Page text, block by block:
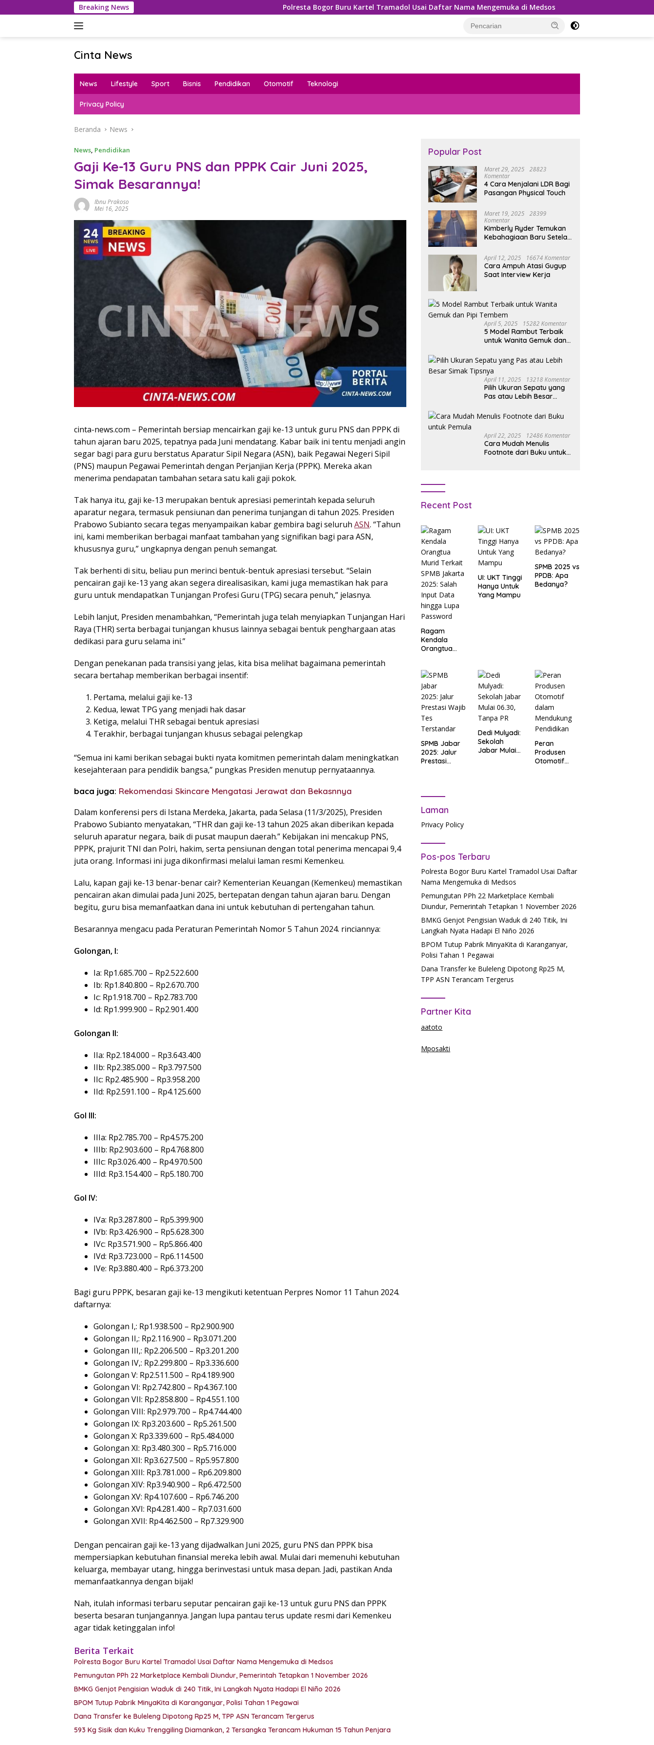
ke
Breaking News Polresta Bogor Buru Kartel Tramadol Usai Daftar Nama Mengemuka di Medsos Pemungutan PPh 22 Marketplace
Cinta News
News
Kabar
Inspirasi!
News Lifestyle Sport Bisnis Pendidikan Otomotif Teknologi
Privacy Policy
Beranda News
News, Pendidikan
Gaji Ke-13 Guru PNS dan PPPK Cair Juni 2025,
Simak Besarannya!
Ibnu Prakoso
Mei 16, 2025
cinta-news.com – Pemerintah bersiap mencairkan gaji ke-13 untuk guru PNS dan PPPK di
tahun ajaran baru 2025, tepatnya pada Juni mendatang. Kabar baik ini tentu menjadi angin
segar bagi para guru berstatus Aparatur Sipil Negara (ASN), baik Pegawai Negeri Sipil
(PNS) maupun Pegawai Pemerintah dengan Perjanjian Kerja (PPPK). Mereka akan
menerima pendapatan tambahan setara satu kali gaji pokok.
Tak hanya itu, gaji ke-13 merupakan bentuk apresiasi pemerintah kepada seluruh
aparatur negara, termasuk pensiunan dan penerima tunjangan di tahun 2025. Presiden
Prabowo Subianto secara tegas menyampaikan kabar gembira bagi seluruh ASN. “Tahun
ini, kami memberikan berbagai manfaat tambahan yang signifikan bagi para ASN,
khususnya guru,” ungkapnya dengan penuh semangat.
Tak berhenti di situ, beliau pun merinci bentuk-bentuk apresiasi tersebut. “Selain
pencairan gaji ke-13 yang akan segera direalisasikan, kami juga memastikan hak para
guru untuk mendapatkan Tunjangan Profesi Guru (TPG) secara penuh,” jelasnya.
Lebih lanjut, Presiden menambahkan, “Pemerintah juga telah menyiapkan Tunjangan Hari
Raya (THR) serta berbagai tunjangan khusus lainnya sebagai bentuk penghargaan atas
dedikasi para guru selama ini.”
Dengan penekanan pada transisi yang jelas, kita bisa melihat bagaimana pemerintah
secara bertahap memberikan berbagai insentif:
Pertama, melalui gaji ke-13
Kedua, lewat TPG yang menjadi hak dasar
Ketiga, melalui THR sebagai bentuk apresiasi
Terakhir, berbagai tunjangan khusus sebagai pelengkap
“Semua ini kami berikan sebagai bukti nyata komitmen pemerintah dalam meningkatkan
kesejahteraan para pendidik bangsa,” pungkas Presiden menutup pernyataannya.
baca juga: Rekomendasi Skincare Mengatasi Jerawat dan Bekasnnya
Dalam konferensi pers di Istana Merdeka, Jakarta, pada Selasa (11/3/2025), Presiden
Prabowo Subianto menyatakan, “THR dan gaji ke-13 tahun 2025 akan diberikan kepada
seluruh aparatur negara, baik di pusat maupun daerah.” Kebijakan ini mencakup PNS,
PPPK, prajurit TNI dan Polri, hakim, serta pensiunan dengan total penerima mencapai 9,4
juta orang. Informasi ini juga dikonfirmasi melalui laman resmi Kemenkeu.
Lalu, kapan gaji ke-13 benar-benar cair? Kementerian Keuangan (Kemenkeu) memastikan
pencairan akan dimulai pada Juni 2025, bertepatan dengan tahun ajaran baru. Dengan
begitu, guru bisa memanfaatkan dana ini untuk kebutuhan di pertengahan tahun.
Besarannya mengacu pada Peraturan Pemerintah Nomor 5 Tahun 2024. rinciannya:
Golongan, I:
Ia: Rp1.685.700 – Rp2.522.600
Ib: Rp1.840.800 – Rp2.670.700
Ic: Rp1.918.700 – Rp2.783.700
Id: Rp1.999.900 – Rp2.901.400
Golongan II:
IIa: Rp2.184.000 – Rp3.643.400
IIb: Rp2.385.000 – Rp3.797.500
IIc: Rp2.485.900 – Rp3.958.200
IId: Rp2.591.100 – Rp4.125.600
Gol III:
IIIa: Rp2.785.700 – Rp4.575.200
IIIb: Rp2.903.600 – Rp4.768.800
IIIc: Rp3.026.400 – Rp4.970.500
IIId: Rp3.154.400 – Rp5.180.700
Gol IV:
IVa: Rp3.287.800 – Rp5.399.900
IVb: Rp3.426.900 – Rp5.628.300
IVc: Rp3.571.900 – Rp5.866.400
IVd: Rp3.723.000 – Rp6.114.500
IVe: Rp3.880.400 – Rp6.373.200
Bagi guru PPPK, besaran gaji ke-13 mengikuti ketentuan Perpres Nomor 11 Tahun 2024.
daftarnya:
Golongan I,: Rp1.938.500 – Rp2.900.900
Golongan II,: Rp2.116.900 – Rp3.071.200
Golongan III,: Rp2.206.500 – Rp3.201.200
Golongan IV,: Rp2.299.800 – Rp3.336.600
Golongan V: Rp2.511.500 – Rp4.189.900
Golongan VI: Rp2.742.800 – Rp4.367.100
Golongan VII: Rp2.858.800 – Rp4.551.100
Golongan VIII: Rp2.979.700 – Rp4.744.400
Golongan IX: Rp3.203.600 – Rp5.261.500
Golongan X: Rp3.339.600 – Rp5.484.000
Golongan XI: Rp3.480.300 – Rp5.716.000
Golongan XII: Rp3.627.500 – Rp5.957.800
Golongan XIII: Rp3.781.000 – Rp6.209.800
Golongan XIV: Rp3.940.900 – Rp6.472.500
Golongan XV: Rp4.107.600 – Rp6.746.200
Golongan XVI: Rp4.281.400 – Rp7.031.600
Golongan XVII: Rp4.462.500 – Rp7.329.900
Dengan pencairan gaji ke-13 yang dijadwalkan Juni 2025, guru PNS dan PPPK bisa
mempersiapkan kebutuhan finansial mereka lebih awal. Mulai dari memenuhi kebutuhan
keluarga, membayar utang, hingga berinvestasi untuk masa depan. Jadi, pastikan Anda
memanfaatkannya dengan bijak!
Nah, itulah informasi terbaru seputar pencairan gaji ke-13 untuk guru PNS dan PPPK
beserta besaran tunjangannya. Jangan lupa pantau terus update resmi dari Kemenkeu
agar tidak ketinggalan info!
Berita Terkait
Polresta Bogor Buru Kartel Tramadol Usai Daftar Nama Mengemuka di Medsos
Pemungutan PPh 22 Marketplace Kembali Diundur, Pemerintah Tetapkan 1 November 2026
BMKG Genjot Pengisian Waduk di 240 Titik, Ini Langkah Nyata Hadapi El Niño 2026
BPOM Tutup Pabrik MinyaKita di Karanganyar, Polisi Tahan 1 Pegawai
Dana Transfer ke Buleleng Dipotong Rp25 M, TPP ASN Terancam Tergerus
593 Kg Sisik dan Kuku Trenggiling Diamankan, 2 Tersangka Terancam Hukuman 15 Tahun Penjara
Popular Post
Maret 29, 2025
28823
Komentar
4 Cara Menjalani LDR Bagi
Pasangan Physical Touch
Maret 19, 2025
28399
Komentar
Kimberly Ryder Temukan
Kebahagiaan Baru Setelah
April 12, 2025 16674 Komentar
Cara Ampuh Atasi Gugup
Saat Interview Kerja
April 5, 2025 15282 Komentar
5 Model Rambut Terbaik
untuk Wanita Gemuk dan
April 11, 2025 13218 Komentar
Pilih Ukuran Sepatu yang
Pas atau Lebih Besar
April 22, 2025 12486 Komentar
Cara Mudah Menulis
Footnote dari Buku untuk
Recent Post
Ragam
Kendala
Orangtua
Jakarta
2025: Salah
Input Data
hingga Lupa
Password
UI: UKT Tinggi
Hanya Untuk
Yang Mampu
SPMB 2025 vs
PPDB: Apa
Bedanya?
SPMB Jabar
2025: Jalur
Prestasi
Dedi Mulyadi:
Sekolah
Jabar Mulai
Peran
Produsen
Otomotif
Laman
Privacy Policy
Pos-pos Terbaru
Polresta Bogor Buru Kartel Tramadol Usai Daftar
Nama Mengemuka di Medsos
Pemungutan PPh 22 Marketplace Kembali
Diundur, Pemerintah Tetapkan 1 November 2026
BMKG Genjot Pengisian Waduk di 240 Titik, Ini
Langkah Nyata Hadapi El Niño 2026
BPOM Tutup Pabrik MinyaKita di Karanganyar,
Polisi Tahan 1 Pegawai
Dana Transfer ke Buleleng Dipotong Rp25 M,
TPP ASN Terancam Tergerus
Partner Kita
aatoto
Mposakti